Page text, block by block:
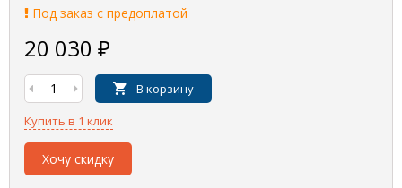
Под заказ с предоплатой
20 030 ₽
В корзину
Купить в 1 клик
Хочу скидку